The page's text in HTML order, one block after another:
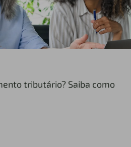
tributário? Saiba como